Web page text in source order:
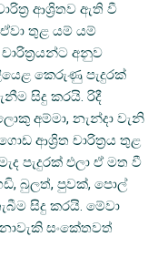
ආශ්‍රිතව ඇති වී
තුළ යම් යම්
අනුව
කෙරුණු පැදුරක්‌
සිදු කරයි. රිදී
අම්මා, නැන්දා වැනි
ආශ්‍රිත චාරිත්‍රය තුළ
පැදුරක්‌ එලා ඒ මත වී
බුලත්, පුවක්‌, පොල්
සිදු කරයි. මේවා
සංකේතවත්